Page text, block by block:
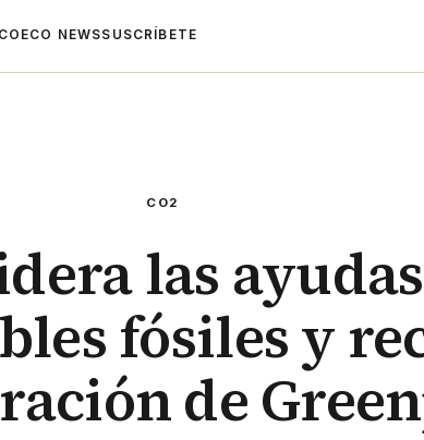
ECO NEWSSUSCRÍBETE
CO2
las
fósiles y
de